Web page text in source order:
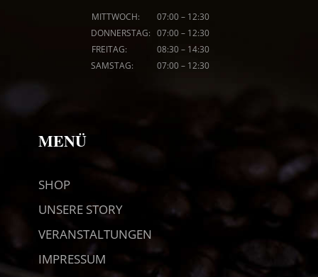
MITTWOCH: 07:00–12:30
DONNERSTAG: 07:00– 12:30
FREITAG: 08:30–14:30
SAMSTAG: 07:00– 12:30
MENÜ
SHOP
UNSERE STORY
VERANSTALTUNGEN
IMPRESSUM